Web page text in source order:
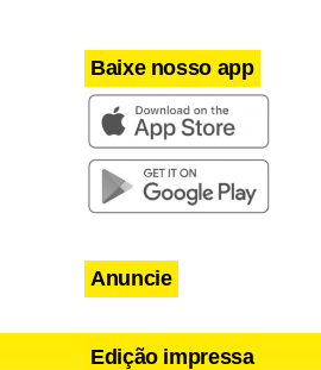
Baixe nosso app
Anuncie
Edição impressa